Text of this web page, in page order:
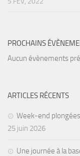
Résultats
Occasions
PROCHAINS
Aucun évènements
ARTICLES RÉCENTS
Week-end
25 juin 2026
Une journée à la